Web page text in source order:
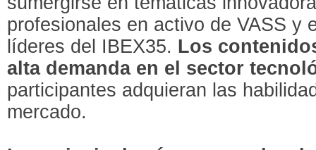
profesionales en activo de VASS y
líderes del IBEX35. Los
alta demanda en el sector
participantes adquieran las
mercado.